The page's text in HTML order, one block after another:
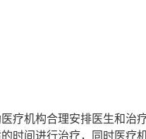
疗机构合理安排医生和治
时间进行治疗，同时医疗